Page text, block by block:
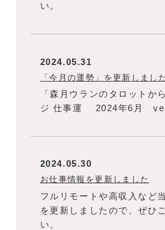
い。
2024.05.31
「今月の運勢」を更新しました
「森月ウランのタロットか
ジ 仕事運 2024年6月
2024.05.30
お仕事情報を更新しました
フルリモートや高収入など
を更新しましたので、ぜひ
い。